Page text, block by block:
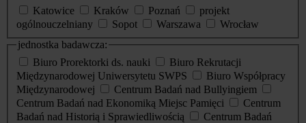
Katowice
Kraków Poznań
projekt
ogólnouczelniany
Sopot Warszawa
Wrocław
jednostka badawcza:
Biuro Prorektorki ds. nauki
Biuro Rekrutacji
Międzynarodowej Uniwersytetu SWPS
Biuro Współpracy
Międzynarodowej
Centrum Badań nad Bullyingiem
Centrum Badań nad Ekonomiką Miejsc Pamięci
Centrum
Badań nad Historią i Sprawiedliwością
Centrum Badań